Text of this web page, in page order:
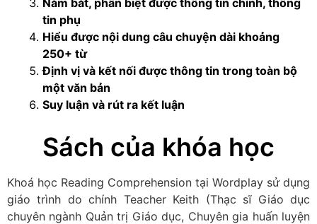
tin phụ
Hiểu được nội dung câu chuyện dài khoảng
250+ từ
Định vị và kết nối được thông tin trong toàn bộ
một văn bản
Suy luận và rút ra kết luận
Sách của khóa học
Khoá học Reading Comprehension tại Wordplay sử dụng
giáo trình do chính Teacher Keith (Thạc sĩ Giáo dục
chuyên ngành Quản trị Giáo dục, Chuyên gia huấn luyện